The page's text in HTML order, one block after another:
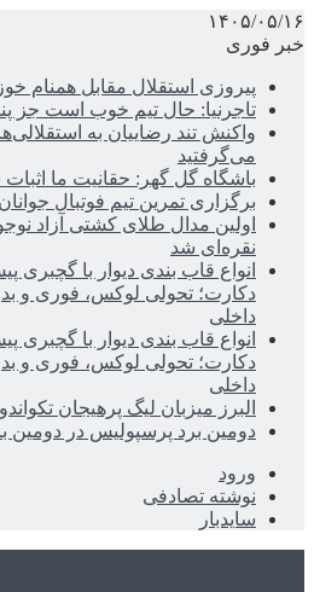
۱۴۰۵/۰۵/۱۶
خبر فوری
پیروزی استقلال مقابل همنام
تاجرنیا: حال تیم خوب است جز
واکنش تند رضاییان به
می‌گرفتید
باشگاه گل گهر: حقانیت ما
برگزاری تمرین تیم فوتبال
اولین مدال طلای کشتی آزاد
نقره‌ای شد
انواع قاب بندی دیوار با گچبری
دکارت؛ تحولی لوکس، فوری و
داخلی
انواع قاب بندی دیوار با گچبری
دکارت؛ تحولی لوکس، فوری و
داخلی
البرز میزبان لیگ پرهیجان
دومین برد پرسپولیس در دومین
ورود
نوشته تصادفی
سایدبار